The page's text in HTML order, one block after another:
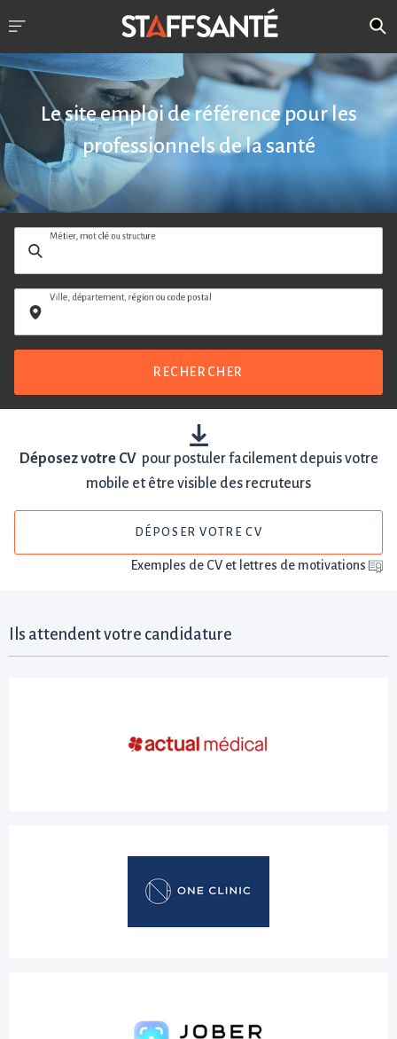
Le site emploi de référence pour les
professionnels de la santé
Métier, mot clé ou structure
Ville, département, région ou code postal
RECHERCHER
Déposez votre CVpour postuler facilement depuis votre
mobile et être visible des recruteurs
DÉPOSER VOTRE CV
Exemples de CV et lettres de motivations
Ils attendent votre candidature